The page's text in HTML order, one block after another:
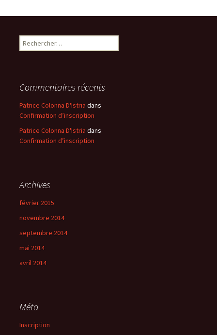
Rechercher :
Commentaires récents
Patrice Colonna D'Istria dans
Confirmation d’inscription
Patrice Colonna D'Istria dans
Confirmation d’inscription
Archives
février 2015
novembre 2014
septembre 2014
mai 2014
avril 2014
Méta
Inscription